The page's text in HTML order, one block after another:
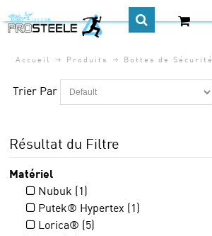
CA$
Accueil Produits Bottes de Sécurité
Trier Par
Résultat du Filtre
Matériel
Nubuk (1)
Putek® Hypertex (1)
Lorica® (5)